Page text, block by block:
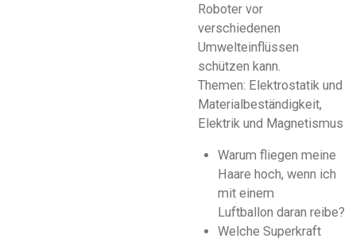
Roboter vor
verschiedenen
Umwelteinflüssen
schützen kann.
Themen: Elektrostatik und
Materialbeständigkeit,
Elektrik und Magnetismus
Warum fliegen meine
Haare hoch, wenn ich
mit einem
Luftballon daran reibe?
Welche Superkraft